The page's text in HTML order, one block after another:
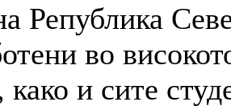
Република
во
како и сите